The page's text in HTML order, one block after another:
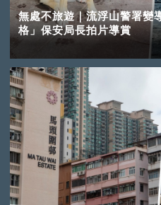
無處不旅遊｜流浮山警署變
格」保安局長拍片導賞